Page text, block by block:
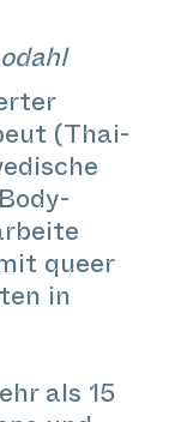
(Thai-
queer
in
als 15